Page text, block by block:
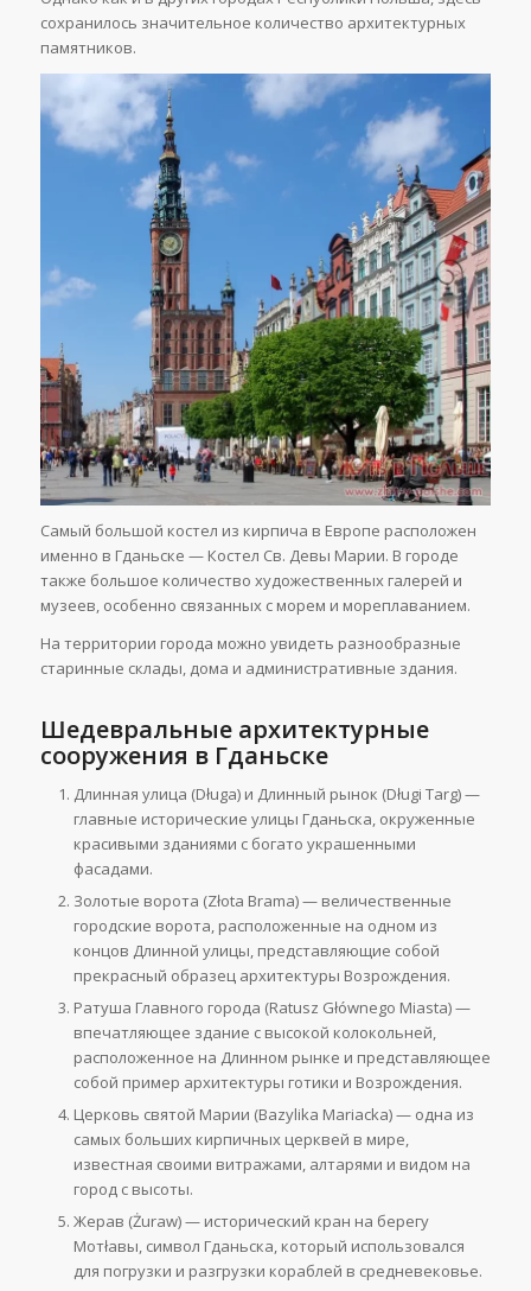
сохранилось значительное количество архитектурных
памятников.
Самый большой костел из кирпича в Европе расположен
именно в Гданьске — Костел Св. Девы Марии. В городе
также большое количество художественных галерей и
музеев, особенно связанных с морем и мореплаванием.
На территории города можно увидеть разнообразные
старинные склады, дома и административные здания.
Шедевральные архитектурные
сооружения в Гданьске
Длинная улица (Długa) и Длинный рынок (Długi Targ) —
главные исторические улицы Гданьска, окруженные
красивыми зданиями с богато украшенными
фасадами.
Золотые ворота (Złota Brama) — величественные
городские ворота, расположенные на одном из
концов Длинной улицы, представляющие собой
прекрасный образец архитектуры Возрождения.
Ратуша Главного города (Ratusz Głównego Miasta) —
впечатляющее здание с высокой колокольней,
расположенное на Длинном рынке и представляющее
собой пример архитектуры готики и Возрождения.
Церковь святой Марии (Bazylika Mariacka) — одна из
самых больших кирпичных церквей в мире,
известная своими витражами, алтарями и видом на
город с высоты.
Жерав (Żuraw) — исторический кран на берегу
Мотłавы, символ Гданьска, который использовался
для погрузки и разгрузки кораблей в средневековье.